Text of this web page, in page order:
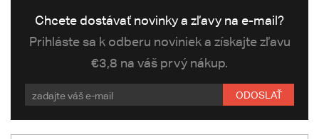
Chcete dostávať novinky a zľavy na e-mail?
Prihláste sa k odberu noviniek a získajte zľavu
€3,8 na váš prvý nákup.
ODOSLAŤ